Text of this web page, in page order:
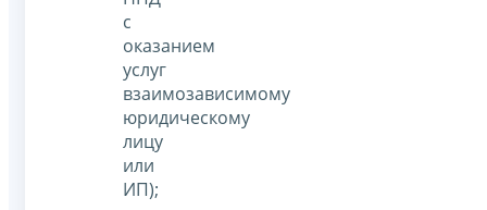
с
оказанием
услуг
взаимозависимому
юридическому
лицу
или
ИП);